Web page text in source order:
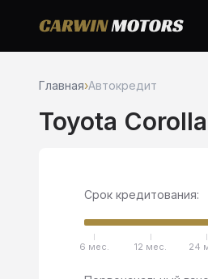
Главная›Автокредит
Toyota
Срок кредитования:
6 мес. 12 мес. 24